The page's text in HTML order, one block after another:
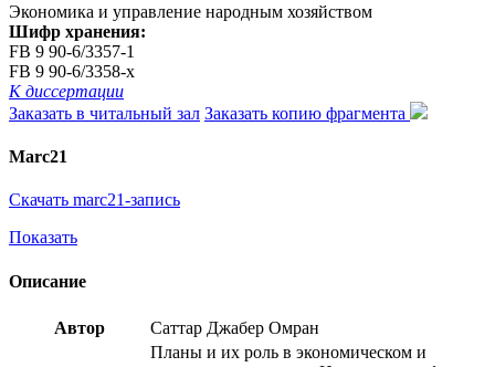
Экономика и управление народным хозяйством
Шифр хранения:
FB 9 90-6/3357-1
FB 9 90-6/3358-x
К диссертации
Заказать в читальный зал Заказать копию фрагмента
Marc21
Скачать marc21-запись
Показать
Описание
Автор Саттар Джабер Омран
Планы и их роль в экономическом и